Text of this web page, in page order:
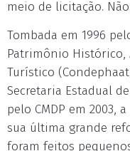
meio de licitação.
Tombada em 1996
Patrimônio Histórico,
Turístico
Secretaria Estadual
pelo CMDP em 2003,
sua última grande
foram feitos